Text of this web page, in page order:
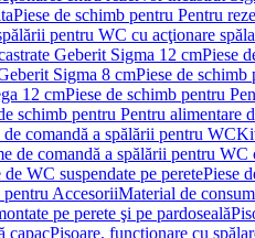
Piese de schimb pentru Pentru
pentru WC cu acţionare
Geberit Sigma 12 cmPiese
Sigma 8 cmPiese de schimb
12 cmPiese de schimb pentru
schimb pentru Pentru alimentare
comandă a spălării pentru WC
de comandă a spălării pentru
de WC suspendate pe peretePiese
pentru AccesoriiMaterial de consum
pe perete şi pe pardoseală
capacPisoare, funcţionare cu